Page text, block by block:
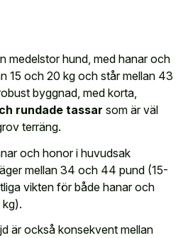
medelstor hund, med hanar och
15 och 20 kg och står mellan 43
byggnad, med korta,
rundade tassar som är väl
terräng.
och honor i huvudsak
mellan 34 och 44 pund (15-
vikten för både hanar och
är också konsekvent mellan